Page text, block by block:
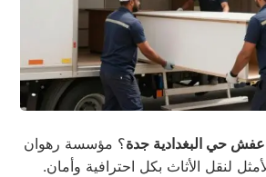
حي البغدادية جدة؟ مؤسسة رهوان
لنقل الأثاث بكل احترافية وأمان.